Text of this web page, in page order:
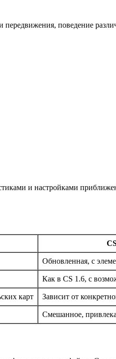
поведение
и настройками
Обновленная, с
Как в CS 1.6, с
карт Зависит от
Смешанное,